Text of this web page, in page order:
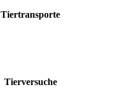
Tiertransporte
Tierversuche